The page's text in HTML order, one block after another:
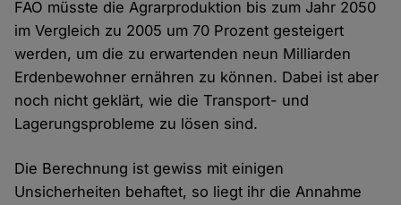
FAO müsste die Agrarproduktion bis zum Jahr 2050
im Vergleich zu 2005 um 70 Prozent gesteigert
werden, um die zu erwartenden neun Milliarden
Erdenbewohner ernähren zu können. Dabei ist aber
noch nicht geklärt, wie die Transport- und
Lagerungsprobleme zu lösen sind.
Die Berechnung ist gewiss mit einigen
Unsicherheiten behaftet, so liegt ihr die Annahme